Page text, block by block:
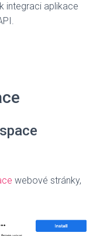
integraci aplikace
webové stránky,